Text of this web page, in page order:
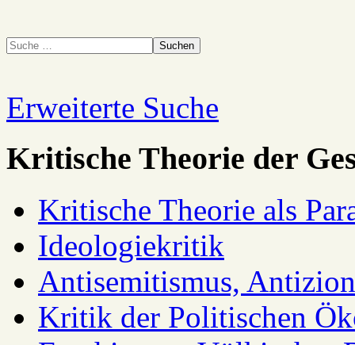
Suchen
Erweiterte Suche
Kritische Theorie der
Kritische Theorie als
Ideologiekritik
Antisemitismus,
Kritik der Politischen